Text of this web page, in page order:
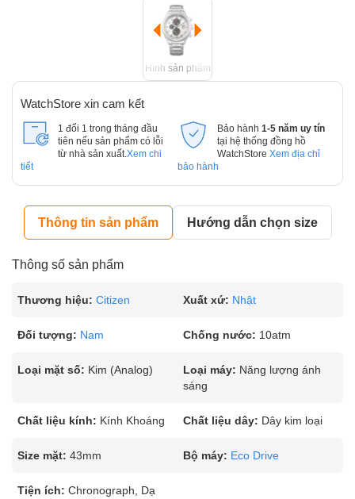
Hình sản phẩm
WatchStore xin cam kết
1 đổi 1 trong tháng đầu
tiên nếu sản phẩm có lỗi
từ nhà sản xuất. Xem chi
tiết
Bảo hành 1-5 năm uy tín
tại hệ thống đồng hồ
WatchStore Xem địa chỉ
bảo hành
Thông tin sản phẩm Hướng dẫn chọn size
Thông số sản phẩm
Thương hiệu: Citizen Xuất xứ: Nhật
Đối tượng: Nam Chống nước: 10atm
Loại mặt số: Kim (Analog) Loại máy: Năng lượng ánh
sáng
Chất liệu kính: Kính Khoáng Chất liệu dây: Dây kim loại
Size mặt: 43mm Bộ máy: Eco Drive
Tiện ích: Chronograph, Dạ